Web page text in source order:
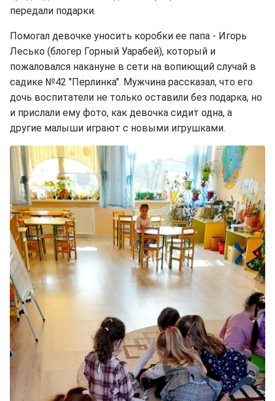
передали подарки.
Помогал девочке уносить коробки ее папа - Игорь
Лесько (блогер Горный Уарабей), который и
пожаловался накануне в сети на вопиющий случай в
садике №42 "Перлинка". Мужчина рассказал, что его
дочь воспитатели не только оставили без подарка, но
и прислали ему фото, как девочка сидит одна, а
другие малыши играют с новыми игрушками.